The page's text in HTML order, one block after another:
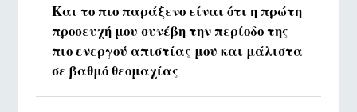
Και το πιο παράξενο είναι ότι η πρώτη
προσευχή μου συνέβη την περίοδο της
πιο ενεργού απιστίας μου και μάλιστα
σε βαθμό θεομαχίας